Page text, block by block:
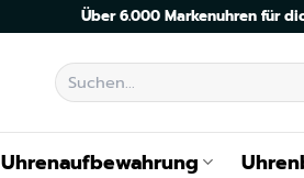
Über 6.000 Markenuhren für
Suchen
nach:
Uhrenaufbewahrung